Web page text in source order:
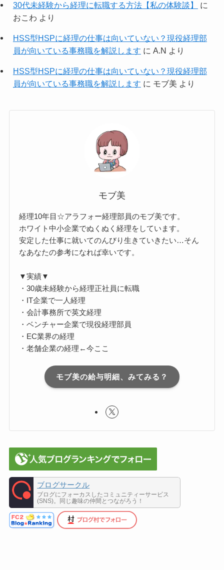
30代未経験から経理に転職する方法【私の体験談】
に
おこわ より
HSS型HSPに経理の仕事は向いていない？現役経理部
員が向いている事務職を解説します に A.N より
HSS型HSPに経理の仕事は向いていない？現役経理部
員が向いている事務職を解説します に モブ美 より
モブ美
経理10年目☆アラフォー経理部員のモブ美です。
ホワイト中小企業でぬくぬく経理をしています。
安定した仕事に就いてのんびり生きていきたい…そん
なあなたの参考になれば幸いです。
▼実績▼
・30歳未経験から経理正社員に転職
・IT企業で一人経理
・会計事務所で英文経理
・ベンチャー企業で現役経理部員
・EC業界の経理
・老舗企業の経理←今ここ
モブ美の給与明細、みてみる？
ブログサークル
ブログにフォーカスしたコミュニティーサービス
(SNS)。同じ趣味の仲間とつながろう！